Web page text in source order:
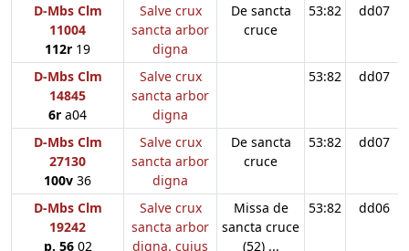
D-Mbs Clm
11004
112r 19
Salve crux
sancta arbor
digna
De sancta
cruce
53:82 dd07
D-Mbs Clm
14845
6r a04
Salve crux
sancta arbor
digna
53:82 dd07
D-Mbs Clm
27130
100v 36
Salve crux
sancta arbor
digna
De sancta
cruce
53:82 dd07
D-Mbs Clm
19242
p. 5602
Salve crux
sancta arbor
digna. cuius
Missa de
sancta cruce
(52) ...
53:82 dd06